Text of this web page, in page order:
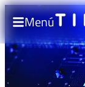
Menú